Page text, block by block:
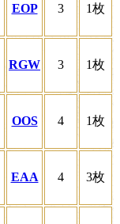
EOP 3 1枚
RGW 3 1枚
OOS 4 1枚
EAA 4 3枚